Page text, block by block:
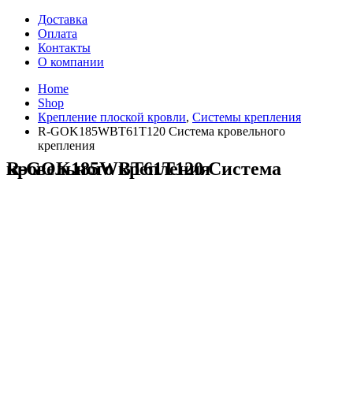
Доставка
Оплата
Контакты
О компании
Home
Shop
Крепление плоской кровли, Системы крепления
R-GOK185WBT61T120 Система кровельного
крепления
R-GOK185WBT61T120 Система кровельного крепления